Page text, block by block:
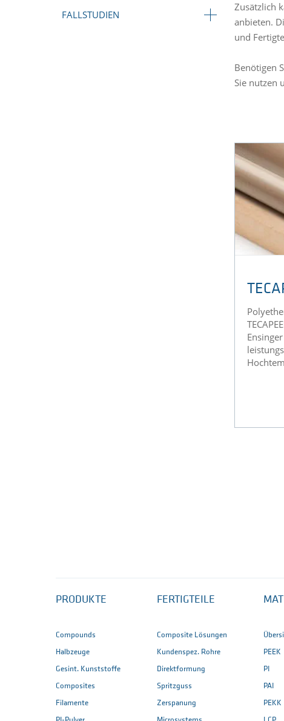
FALLSTUDIEN
Zusätzlich
anbieten.
und
Benötigen
Sie nutzen
PRODUKTE
Compounds
Halbzeuge
Gesint. Kunststoffe
Composites
Filamente
FERTIGTEILE
Composite Lösungen
Kundenspez. Rohre
Direktformung
Spritzguss
Zerspanung
PEEK
PI
PAI
PEKK